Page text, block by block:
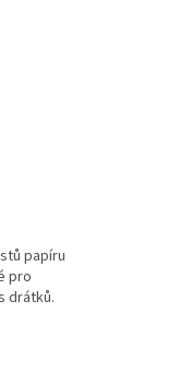
papíru
pro
drátků.